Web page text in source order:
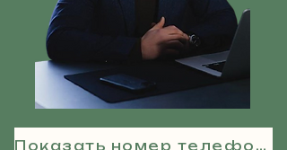
Показать номер телефона